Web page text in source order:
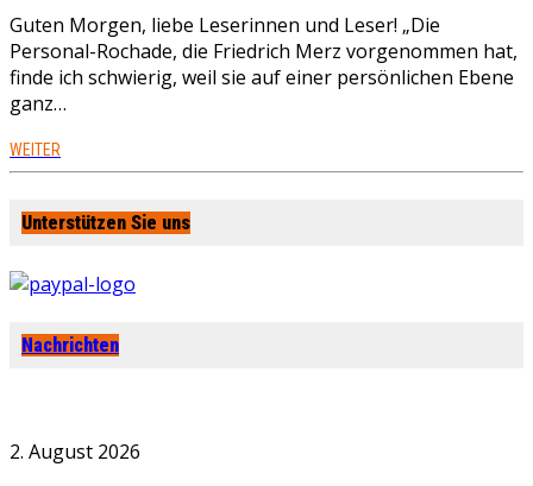
Guten Morgen, liebe Leserinnen und Leser! „Die
Personal-Rochade, die Friedrich Merz vorgenommen hat,
finde ich schwierig, weil sie auf einer persönlichen Ebene
ganz…
WEITER
Unterstützen Sie uns
Nachrichten
2. August 2026